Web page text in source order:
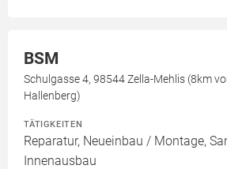
BSM
Schulgasse 4, 98544 Zella-Mehlis (8km
Hallenberg)
TÄTIGKEITEN
Reparatur, Neueinbau / Montage,
Innenausbau